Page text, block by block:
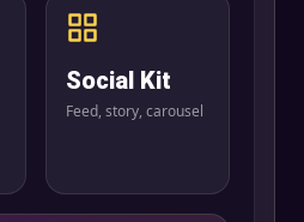
Social Kit
Feed, story, carousel